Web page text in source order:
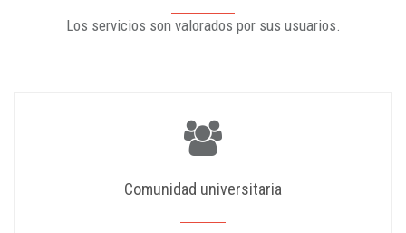
Los servicios son valorados por sus usuarios.
Comunidad universitaria